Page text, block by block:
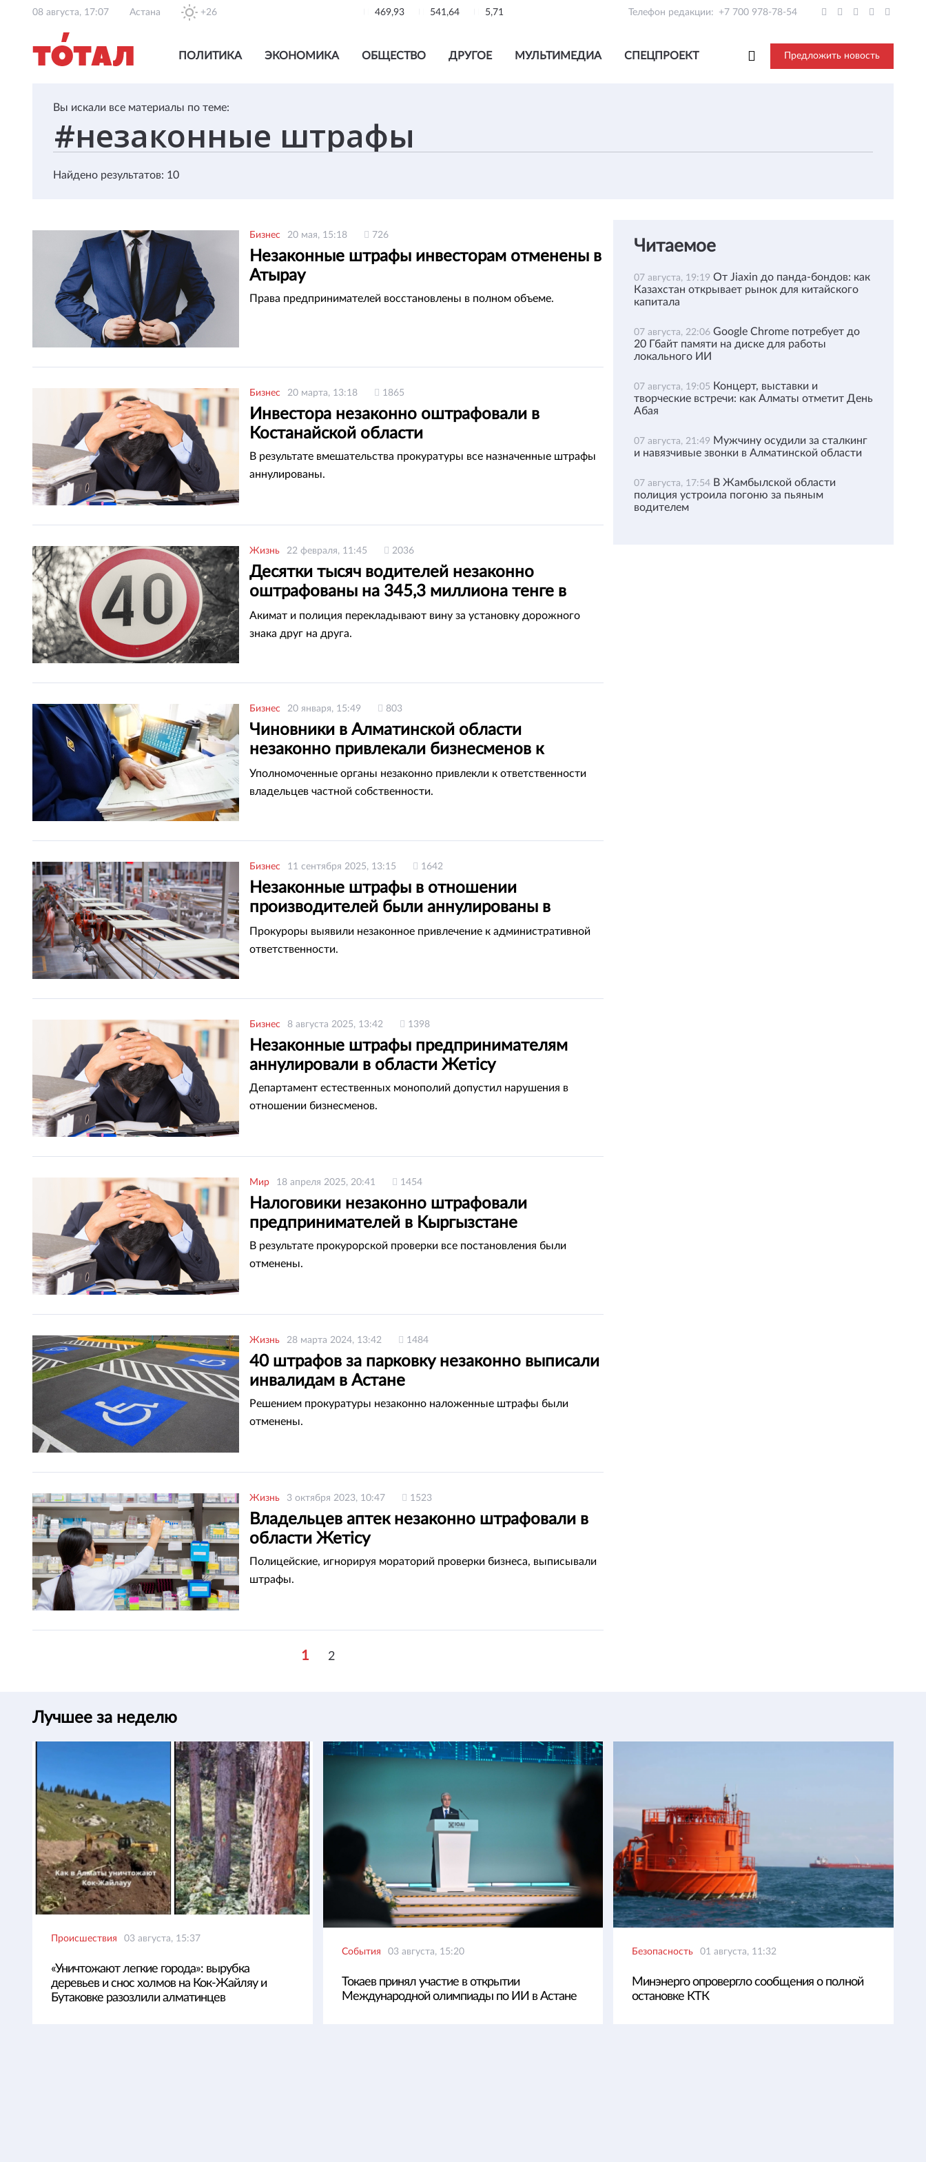
08 августа, 17:07 Астана +26 469,93 541,64 5,71 Телефон редакции: +7 700 978-78-54
ПОЛИТИКА ЭКОНОМИКА ОБЩЕСТВО ДРУГОЕ МУЛЬТИМЕДИА СПЕЦПРОЕКТ Предложить новость
Вы искали все материалы по теме:
Найдено результатов: 10
Бизнес 20 мая, 15:18 726
Незаконные штрафы инвесторам отменены в
Атырау
Права предпринимателей восстановлены в полном объеме.
Бизнес 20 марта, 13:18 1865
Инвестора незаконно оштрафовали в
Костанайской области
В результате вмешательства прокуратуры все назначенные штрафы
аннулированы.
Жизнь 22 февраля, 11:45 2036
Десятки тысяч водителей незаконно
оштрафованы на 345,3 миллиона тенге в
Таразе
Акимат и полиция перекладывают вину за установку дорожного
знака друг на друга.
Бизнес 20 января, 15:49 803
Чиновники в Алматинской области
незаконно привлекали бизнесменов к
ответственности
Уполномоченные органы незаконно привлекли к ответственности
владельцев частной собственности.
Бизнес 11 сентября 2025, 13:15 1642
Незаконные штрафы в отношении
производителей были аннулированы в
области Жетісу
Прокуроры выявили незаконное привлечение к административной
ответственности.
Бизнес 8 августа 2025, 13:42 1398
Незаконные штрафы предпринимателям
аннулировали в области Жетісу
Департамент естественных монополий допустил нарушения в
отношении бизнесменов.
Мир 18 апреля 2025, 20:41 1454
Налоговики незаконно штрафовали
предпринимателей в Кыргызстане
В результате прокурорской проверки все постановления были
отменены.
Жизнь 28 марта 2024, 13:42 1484
40 штрафов за парковку незаконно выписали
инвалидам в Астане
Решением прокуратуры незаконно наложенные штрафы были
отменены.
Жизнь 3 октября 2023, 10:47 1523
Владельцев аптек незаконно штрафовали в
области Жетісу
Полицейские, игнорируя мораторий проверки бизнеса, выписывали
штрафы.
1 2
Читаемое
07 августа, 19:19 От Jiaxin до панда-бондов: как
Казахстан открывает рынок для китайского
капитала
07 августа, 22:06 Google Chrome потребует до
20 Гбайт памяти на диске для работы
локального ИИ
07 августа, 19:05 Концерт, выставки и
творческие встречи: как Алматы отметит День
Абая
07 августа, 21:49 Мужчину осудили за сталкинг
и навязчивые звонки в Алматинской области
07 августа, 17:54 В Жамбылской области
полиция устроила погоню за пьяным
водителем
Лучшее за неделю
Происшествия 03 августа, 15:37
«Уничтожают легкие города»: вырубка
деревьев и снос холмов на Кок-Жайляу и
Бутаковке разозлили алматинцев
События 03 августа, 15:20
Токаев принял участие в открытии
Международной олимпиады по ИИ в Астане
Безопасность 01 августа, 11:32
Минэнерго опровергло сообщения о полной
остановке КТК